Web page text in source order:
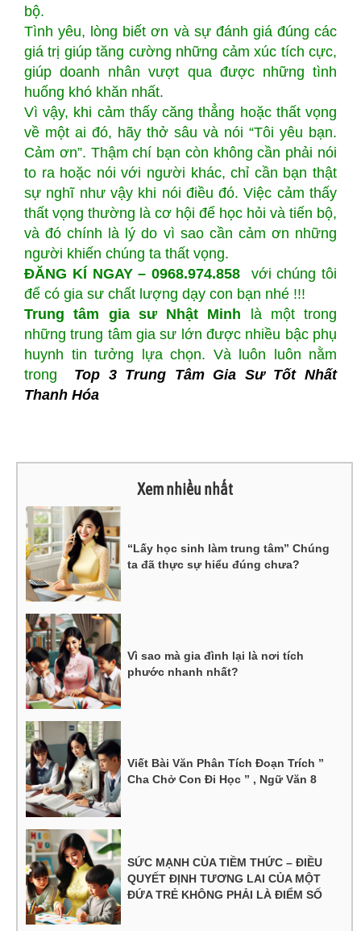
bộ.
Tình yêu, lòng biết ơn và sự đánh giá đúng các
giá trị giúp tăng cường những cảm xúc tích cực,
giúp doanh nhân vượt qua được những tình
huống khó khăn nhất.
Vì vậy, khi cảm thấy căng thẳng hoặc thất vọng
về một ai đó, hãy thở sâu và nói “Tôi yêu bạn.
Cảm ơn”. Thậm chí bạn còn không cần phải nói
to ra hoặc nói với người khác, chỉ cần bạn thật
sự nghĩ như vậy khi nói điều đó. Việc cảm thấy
thất vọng thường là cơ hội để học hỏi và tiến bộ,
và đó chính là lý do vì sao cần cảm ơn những
người khiến chúng ta thất vọng.
ĐĂNG KÍ NGAY – 0968.974.858
với chúng tôi
để có gia sư chất lượng dạy con bạn nhé !!!
Trung tâm gia sư Nhật Minh là một trong
những trung tâm gia sư lớn được nhiều bậc phụ
huynh tin tưởng lựa chọn. Và luôn luôn nằm
trong
Top 3 Trung Tâm Gia Sư Tốt Nhất
Thanh Hóa
Xem nhiều nhất
“Lấy học sinh làm trung tâm” Chúng
ta đã thực sự hiểu đúng chưa?
Vì sao mà gia đình lại là nơi tích
phước nhanh nhất?
Viết Bài Văn Phân Tích Đoạn Trích ”
Cha Chở Con Đi Học ” , Ngữ Văn 8
SỨC MẠNH CỦA TIỀM THỨC – ĐIỀU
QUYẾT ĐỊNH TƯƠNG LAI CỦA MỘT
ĐỨA TRẺ KHÔNG PHẢI LÀ ĐIỂM SỐ